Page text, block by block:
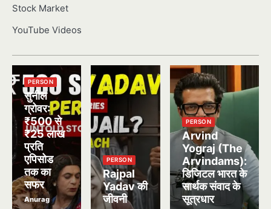
Stock Market
YouTube Videos
PERSON
सुनील
ग्रोवर:
₹500 से
₹25 लाख
प्रति
एपिसोड
तक का
सफर
Anurag
PERSON
Rajpal
Yadav की
जीवनी
PERSON
Arvind
Yograj (The
Arvindams):
डिजिटल भारत के
सार्थक संवाद के
सूत्रधार